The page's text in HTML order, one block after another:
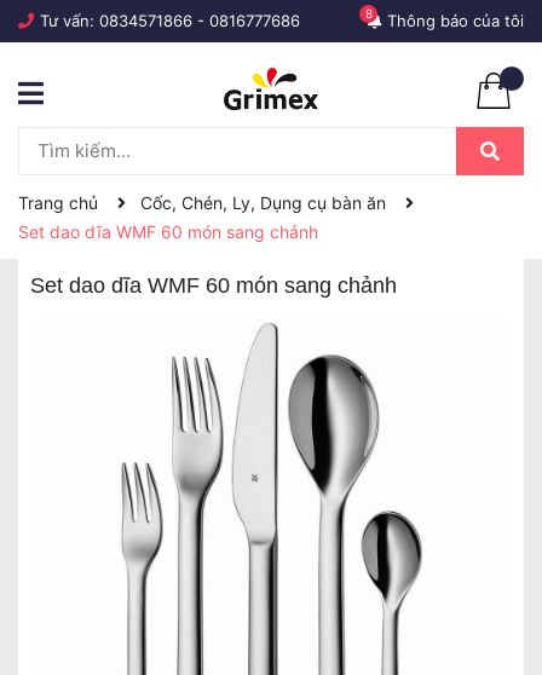
Tư vấn: 0834571866 - 0816777686 Thông báo của tôi
8
Trang chủ
Cốc, Chén, Ly, Dụng cụ bàn ăn
Set dao dĩa WMF 60 món sang chảnh
Set dao dĩa WMF 60 món sang chảnh